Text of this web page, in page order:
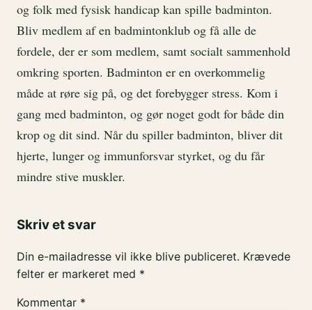
og folk med fysisk handicap kan spille badminton.
Bliv medlem af en badmintonklub og få alle de
fordele, der er som medlem, samt socialt sammenhold
omkring sporten. Badminton er en overkommelig
måde at røre sig på, og det forebygger stress. Kom i
gang med badminton, og gør noget godt for både din
krop og dit sind. Når du spiller badminton, bliver dit
hjerte, lunger og immunforsvar styrket, og du får
mindre stive muskler.
Skriv et svar
Din e-mailadresse vil ikke blive publiceret. Krævede
felter er markeret med *
Kommentar *